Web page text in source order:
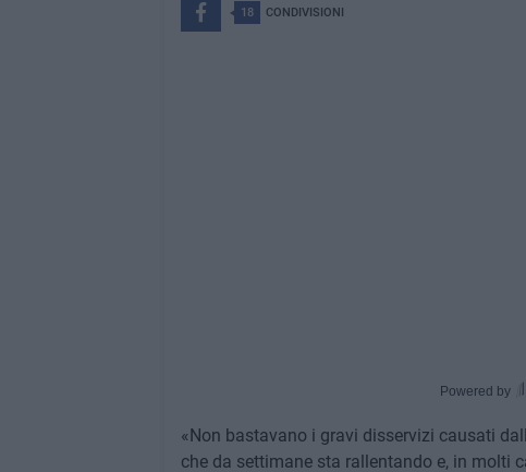
18 CONDIVISIONI
Powered by
«Non bastavano i gravi disservizi causati
che da settimane sta rallentando e, in molti